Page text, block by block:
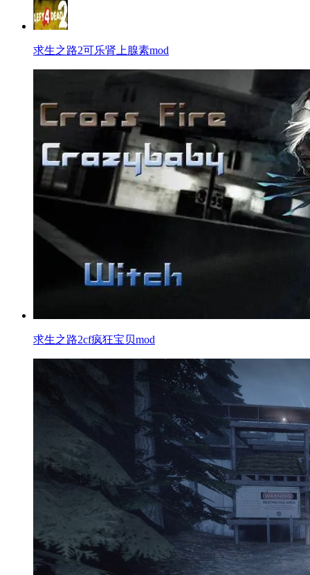
求生之路2可乐肾上腺素mod
求生之路2cf疯狂宝贝mod